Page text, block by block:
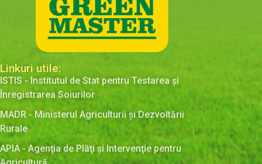
Linkuri utile:
ISTIS - Institutul de Stat pentru Testarea şi
Înregistrarea Soiurilor
MADR - Ministerul Agriculturii şi Dezvoltării
Rurale
APIA - Agenţia de Plăţi şi Intervenţie pentru